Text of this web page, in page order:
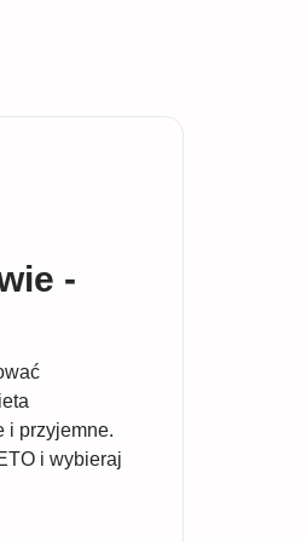
-
i przyjemne.
i wybieraj